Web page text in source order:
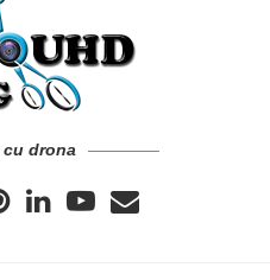
drona